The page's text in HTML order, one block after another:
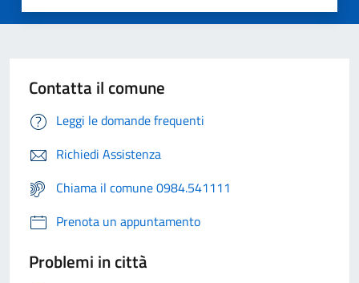
Contatta il comune
Leggi le domande frequenti
Richiedi Assistenza
Chiama il comune 0984.541111
Prenota un appuntamento
Problemi in città